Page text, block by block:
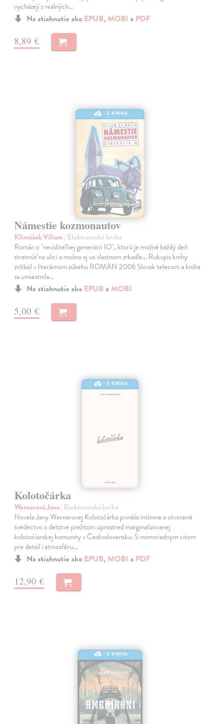
vycházejí z reálných…
Na stiahnutie ako EPUB, MOBI a PDF
8,89 €
E-KNIHA
Námestie kozmonautov
Klimáček Viliam | Elektronická kniha
Román o "neviditeľnej generácii IO", ktorú je možné každý deň
stretnúť na ulici a možno aj vo vlastnom zrkadle... Rukopis knihy
zvíťazil v literárnom súbehu ROMÁN 2006 Slovak telecom a kniha
sa umiestnila…
Na stiahnutie ako EPUB a MOBI
5,00 €
E-KNIHA
Kolotočárka
Wernerová Jana| Elektronická kniha
Novela Jany Wernerovej Kolotočárka prináša intímne a otvorené
svedectvo o detstve prežitom uprostred marginalizovanej
kolotočiarskej komunity v Československu. S mimoriadnym citom
pre detail i atmosféru…
Na stiahnutie ako EPUB, MOBI a PDF
12,90 €
E-KNIHA